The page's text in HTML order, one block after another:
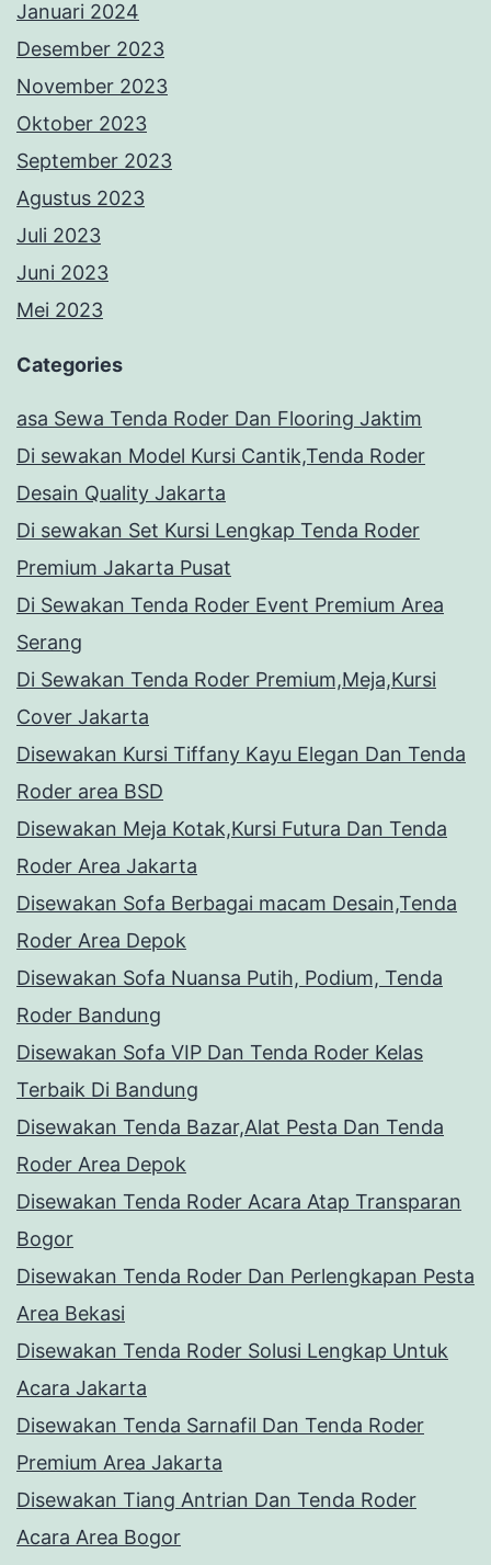
Januari 2024
Desember 2023
November 2023
Oktober 2023
September 2023
Agustus 2023
Juli 2023
Juni 2023
Mei 2023
Categories
asa Sewa Tenda Roder Dan Flooring Jaktim
Di sewakan Model Kursi Cantik,Tenda Roder
Desain Quality Jakarta
Di sewakan Set Kursi Lengkap Tenda Roder
Premium Jakarta Pusat
Di Sewakan Tenda Roder Event Premium Area
Serang
Di Sewakan Tenda Roder Premium,Meja,Kursi
Cover Jakarta
Disewakan Kursi Tiffany Kayu Elegan Dan Tenda
Roder area BSD
Disewakan Meja Kotak,Kursi Futura Dan Tenda
Roder Area Jakarta
Disewakan Sofa Berbagai macam Desain,Tenda
Roder Area Depok
Disewakan Sofa Nuansa Putih, Podium, Tenda
Roder Bandung
Disewakan Sofa VIP Dan Tenda Roder Kelas
Terbaik Di Bandung
Disewakan Tenda Bazar,Alat Pesta Dan Tenda
Roder Area Depok
Disewakan Tenda Roder Acara Atap Transparan
Bogor
Disewakan Tenda Roder Dan Perlengkapan Pesta
Area Bekasi
Disewakan Tenda Roder Solusi Lengkap Untuk
Acara Jakarta
Disewakan Tenda Sarnafil Dan Tenda Roder
Premium Area Jakarta
Disewakan Tiang Antrian Dan Tenda Roder
Acara Area Bogor